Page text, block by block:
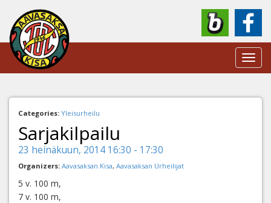
Categories: Yleisurheilu
Sarjakilpailu
23 heinäkuun, 2014 16:30 - 17:30
Organizers: Aavasaksan Kisa, Aavasaksan Urheilijat
5 v. 100 m,
7 v. 100 m,